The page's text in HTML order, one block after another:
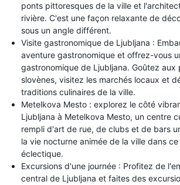
ponts pittoresques de la ville et
rivière. C'est une façon relaxante de
sous un angle différent.
Visite gastronomique de Ljubljana :
aventure gastronomique et offrez-vous
gastronomique de Ljubljana. Goûtez aux
slovènes, visitez les marchés locaux et
traditions culinaires de la ville.
Metelkova Mesto : explorez le côté
Ljubljana à Metelkova Mesto, un centre
rempli d'art de rue, de clubs et de bars
la vie nocturne animée de la ville dans
éclectique.
Excursions d'une journée : Profitez de
central de Ljubljana et faites des